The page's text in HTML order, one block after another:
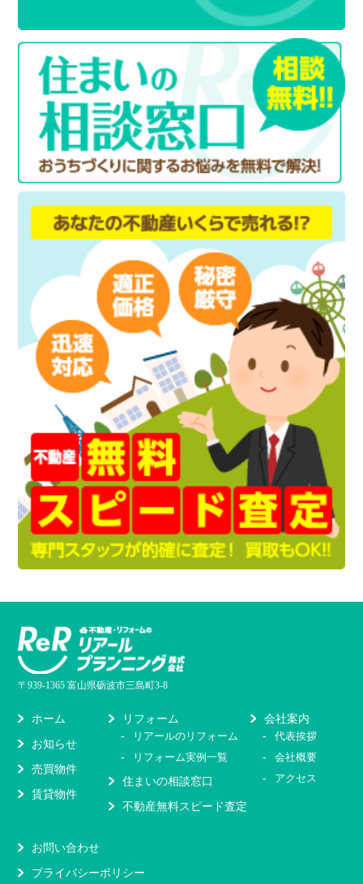
〒939-1365 富山県砺波市三島町3-8
ホーム
お知らせ
売買物件
賃貸物件
リフォーム
リアールのリフォーム
リフォーム実例一覧
住まいの相談窓口
不動産無料スピード査定
会社案内
代表挨拶
会社概要
アクセス
お問い合わせ
プライバシーポリシー